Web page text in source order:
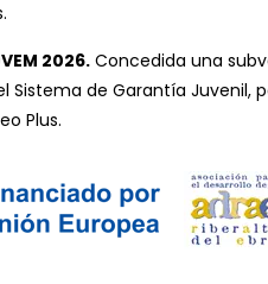
2026. Concedida una
de Garantía Juvenil,
Plus.